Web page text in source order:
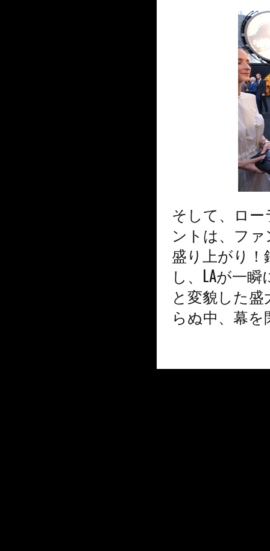
そして、ロ
ントは、フ
盛り上がり
し、LAが一
と変貌した
らぬ中、幕